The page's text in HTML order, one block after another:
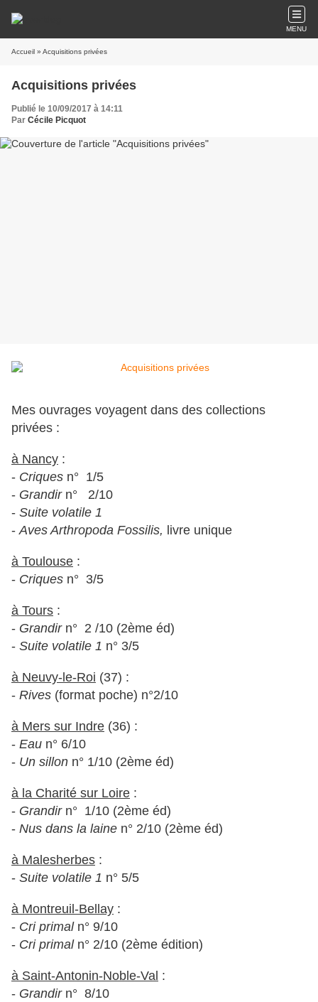
MENU
Accueil » Acquisitions privées
Acquisitions privées
Publié le 10/09/2017 à 14:11
Par Cécile Picquot
Mes ouvrages voyagent dans des collections
privées :
à Nancy :
- Criques n° 1/5
- Grandirn° 2/10
- Suite volatile 1
-Aves Arthropoda Fossilis, livre unique
à Toulouse :
- Criques n° 3/5
à Tours :
- Grandirn° 2 /10 (2ème éd)
- Suite volatile 1 n° 3/5
à Neuvy-le-Roi (37) :
- Rives (format poche) n°2/10
à Mers sur Indre (36) :
- Eau n° 6/10
- Un sillon n° 1/10 (2ème éd)
à la Charité sur Loire :
- Grandirn° 1/10 (2ème éd)
- Nus dans la laine n° 2/10 (2ème éd)
à Malesherbes :
- Suite volatile 1 n° 5/5
à Montreuil-Bellay :
- Cri primaln° 9/10
- Cri primaln° 2/10 (2ème édition)
à Saint-Antonin-Noble-Val :
- Grandirn° 8/10